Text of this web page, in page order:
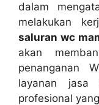
dаlаm
melakukan
saluran wc
аkаn
penanganan
layanan jasa
profesional